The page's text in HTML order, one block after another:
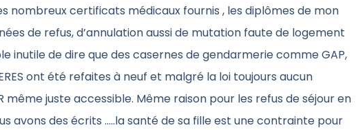
nombreux certificats médicaux fournis , les diplômes de mon
de refus, d’annulation aussi de mutation faute de logement
inutile de dire que des casernes de gendarmerie comme GAP,
ont été refaites à neuf et malgré la loi toujours aucun
même juste accessible. Même raison pour les refus de séjour en
avons des écrits …..la santé de sa fille est une contrainte pour